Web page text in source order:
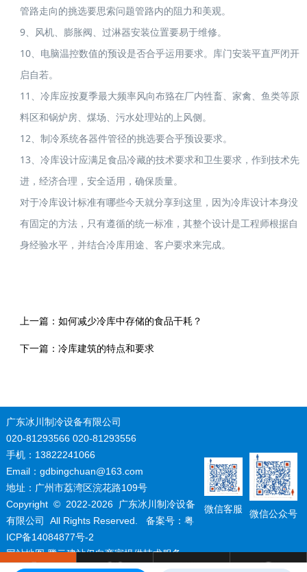
管路走向的挑选要思索问题管路内的阻力和美观。
9、风机、膨胀阀、过淋器安装位置要易于维修。
10、电脑温控数值的预设是否合乎运用要求。库门安装平直严闭开
启自若。
11、冷库应按夏季最大频率风向布臵在厂内牲畜、家禽、鱼类等原
料区和锅炉房、煤场、污水处理站的上风侧。
12、制冷系统各器件管径的挑选要合乎预设要求。
13、冷库设计应满足食品冷藏的技术要求和卫生要求，作到技术先
进，经济合理，安全适用，确保质量。
对于冷库设计标准有哪些今天就分享到这里，因为冷库设计本身没
有固定的方法，只有遵循的统一标准，其整个设计是工程师根据自
身经验水平，并结合冷库用途、客户要求来完成。
上一篇： 如何减少冷库中存储的食品干耗？
下一篇： 冷库建筑的特点和要求
广东冰川制冷设备有限公司
020-81293566 020-81293556
手机：13822241066
Email：gdbingchuan@163.com
地址：广州市荔湾区浣花路109号
Copyright © 2022-2026 广东冰川制冷设备
有限公司 All Rights Reserved. 备案号： 粤
ICP备14084877号-2
网站地图 腾云建站仅向商家提供技术服务
微信客服 微信公众号